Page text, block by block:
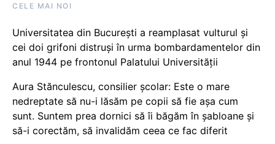
CELE MAI NOI
Universitatea din București a reamplasat vulturul și
cei doi grifoni distruși în urma bombardamentelor din
anul 1944 pe frontonul Palatului Universității
Aura Stănculescu, consilier școlar: Este o mare
nedreptate să nu-i lăsăm pe copii să fie așa cum
sunt. Suntem prea dornici să îi băgăm în șabloane și
să-i corectăm, să invalidăm ceea ce fac diferit